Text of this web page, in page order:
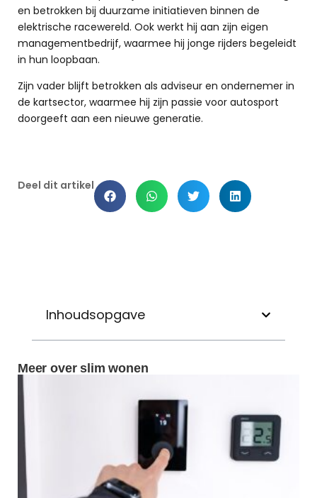
en betrokken bij duurzame initiatieven binnen de
elektrische racewereld. Ook werkt hij aan zijn eigen
managementbedrijf, waarmee hij jonge rijders begeleidt
in hun loopbaan.
Zijn vader blijft betrokken als adviseur en ondernemer in
de kartsector, waarmee hij zijn passie voor autosport
doorgeeft aan een nieuwe generatie.
Deel dit artikel
Inhoudsopgave
Meer over slim wonen